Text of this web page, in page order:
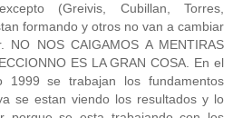
(Greivis, Cubillan, Torres,
formando y otros no van a cambiar
NOS CAIGAMOS A MENTIRAS
ES LA GRAN COSA. En el
1999 se trabajan los fundamentos
se estan viendo los resultados y lo